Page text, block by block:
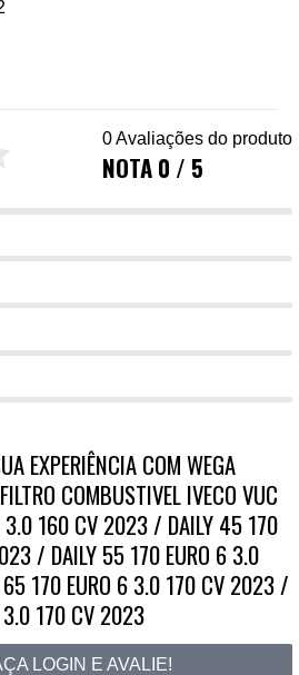
0 Avaliações do produto
NOTA 0 / 5
EXPERIÊNCIA COM WEGA
COMBUSTIVEL IVECO VUC
3.0 160 CV 2023 / DAILY 45 170
/ DAILY 55 170 EURO 6 3.0
170 EURO 6 3.0 170 CV 2023 /
3.0 170 CV 2023
LOGIN E AVALIE!